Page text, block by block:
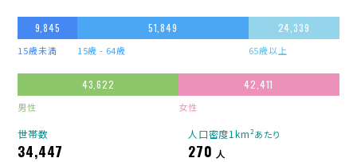
9,845
15歳未満
51,849
15歳 - 64歳
24,339
65歳以上
43,622
男性
42,411
女性
世帯数
34,447
人口密度1km²あたり
270 人